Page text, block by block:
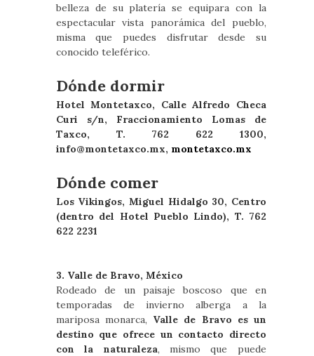
belleza de su platería se equipara con la
espectacular vista panorámica del pueblo,
misma que puedes disfrutar desde su
conocido teleférico.
Dónde dormir
Hotel Montetaxco, Calle Alfredo Checa
Curi s/n, Fraccionamiento Lomas de
Taxco, T. 762 622 1300,
info@montetaxco.mx, montetaxco.mx
Dónde comer
Los Vikingos, Miguel Hidalgo 30, Centro
(dentro del Hotel Pueblo Lindo), T. 762
622 2231
3. Valle de Bravo, México
Rodeado de un paisaje boscoso que en
temporadas de invierno alberga a la
mariposa monarca, Valle de Bravo es un
destino que ofrece un contacto directo
con la naturaleza, mismo que puede